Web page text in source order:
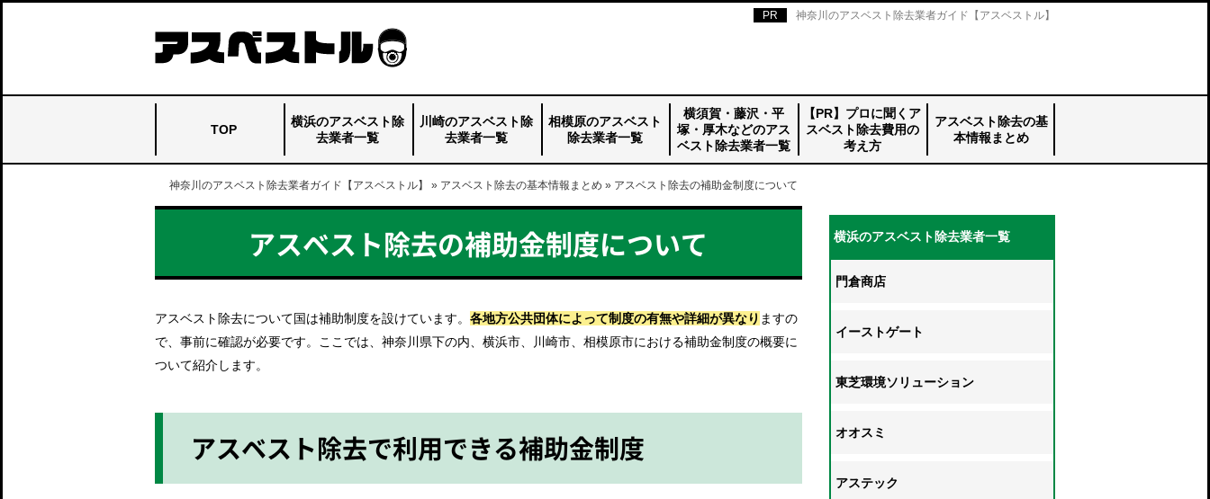
神奈川のアスベスト除去業者ガイド【アスベストル】
TOP
TOP
横浜のアスベスト除
去業者一覧
横浜のアスベスト
除去業者一覧_top
門倉商店
イーストゲート
東芝環境ソリュー
ション
オオスミ
アステック
山本建設株式会社
フラット
サブレットジャパ
ン
大塚機工
ミネ工業
ビルド・アップ
白亜建設
関総業
オーエス・クリー
ン
ゼロスタイル
ワンツースリー
ヤマムラ
心総建
EL
ハマーズ
クマキリ
壱解（閉業）
新和産業
袋内興業
昭和建設
三共工業
Gデザイン
トミナガ
横浜オペレーショ
ン
アウトイン
憲良
浦山工務店
横浜エンジニアリ
ング
増田解体
アシレ
嵯峨野
シゲン
ファーストビルト
アドライブ
安全基画
都市建設システム
ムラタ建装サービ
ス
コーケン
栄翔
ジオテックス
エコ・24
阿部興業
川崎のアスベスト除
去業者一覧
川崎のアスベスト
除去業者一覧_top
森商会
オキ・コーポレー
ション
日本トリート
アイエック
株式会社ジャパン
グリーンプロモー
ト
shimau株式会社
Ｉ＆Ｉ
マミヤ
BREAKRAFT
福山産業
イースト・コーポ
レーション
Three Peace
重賢工業
アップ総合企画
三協興産
相模原のアスベスト
除去業者一覧
相模原のアスベス
ト除去業者一覧
_top
マルホウ
大和ジェイテック
立花商事
山崎産業
東洋カイテック
エンダー
大川商事
横須賀・藤沢・平
塚・厚木などのアス
ベスト除去業者一覧
横須賀・藤沢・平
塚・厚木などのア
一覧_top
協和
アスベックス
マエネツ
トラスト
茂木商事
ミヤマ建設
稲田工業
関東建築施工
杉山土建
【PR】プロに聞くア
スベスト除去費用の
考え方
費用の考え方_top
アスベスト除去の基
本情報まとめ
_top
は？
ット工法とは
て
神奈川のアスベスト除去業者ガイド【アスベストル】 » アスベスト除去の基本情報まとめ » アスベスト除去の補助金制度について
アスベスト除去の補助金制度について
アスベスト除去について国は補助制度を設けています。 各地方公共団体によって制度の有無や詳細が異なり ますの
で、事前に確認が必要です。ここでは、神奈川県下の内、横浜市、川崎市、相模原市における補助金制度の概要に
ついて紹介します。
アスベスト除去で利用できる補助金制度
横浜のアスベスト除去業者一覧
門倉商店
イーストゲート
東芝環境ソリューション
オオスミ
アステック